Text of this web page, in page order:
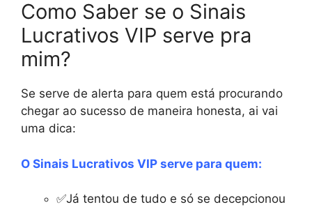
Como Saber se o Sinais
Lucrativos VIP serve pra
mim?
Se serve de alerta para quem está procurando
chegar ao sucesso de maneira honesta, ai vai
uma dica:
O Sinais Lucrativos VIP serve para quem:
✅Já tentou de tudo e só se decepcionou